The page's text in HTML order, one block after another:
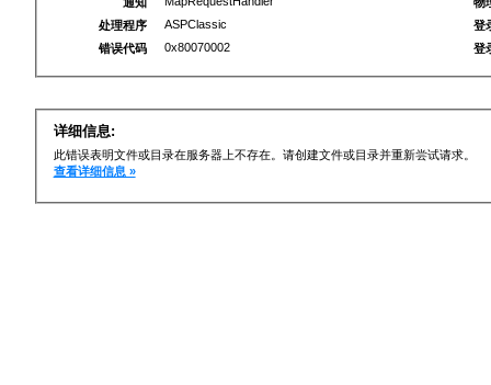
处理程序
ASPClassic
错误代码
0x80070002
登
登
详细信息:
此错误表明文件或目录在服务器上不存在。请创建文件或目录并重新尝试请求。
查看详细信息 »